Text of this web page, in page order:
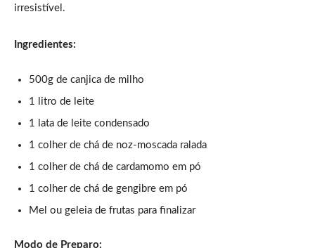
irresistível.
Ingredientes:
500g de canjica de milho
1 litro de leite
1 lata de leite condensado
1 colher de chá de noz-moscada ralada
1 colher de chá de cardamomo em pó
1 colher de chá de gengibre em pó
Mel ou geleia de frutas para finalizar
Modo de Preparo: